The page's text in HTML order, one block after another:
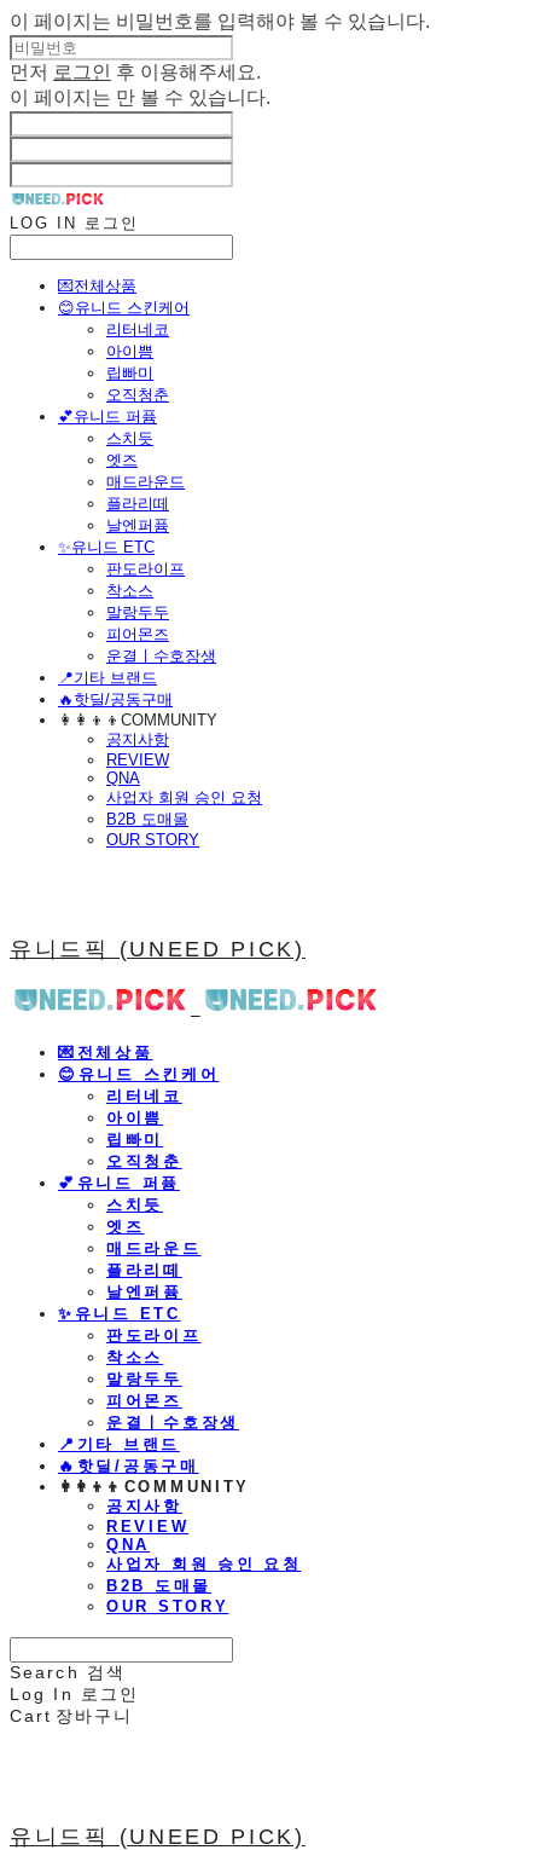
이 페이지는 비밀번호를 입력해야 볼 수 있습니다.
먼저 로그인
후 이용해주세요.
이 페이지는 만 볼 수 있습니다.
LOG IN 로그인
💌전체상품
😊유니드 스킨케어
리터네코
아이쁨
립빠미
오직청춘
💕유니드 퍼퓸
스치듯
엣즈
매드라운드
플라리떼
날엔퍼퓸
​✨유니드 ETC
판도라이프
착소스
말랑두두
피어몬즈
운결ㅣ수호장생
📍기타 브랜드
🔥핫딜/공동구매
👩‍👩‍👦‍👦COMMUNITY
공지사항
REVIEW
QNA
사업자 회원 승인 요청
B2B 도매몰
OUR STORY
유니드픽 (UNEED PICK)
💌전체상품
😊유니드 스킨케어
리터네코
아이쁨
립빠미
오직청춘
💕유니드 퍼퓸
스치듯
엣즈
매드라운드
플라리떼
날엔퍼퓸
​✨유니드 ETC
판도라이프
착소스
말랑두두
피어몬즈
운결ㅣ수호장생
📍기타 브랜드
🔥핫딜/공동구매
👩‍👩‍👦‍👦COMMUNITY
공지사항
REVIEW
QNA
사업자 회원 승인 요청
B2B 도매몰
OUR STORY
Search
검색
Log In
로그인
Cart 장바구니
유니드픽 (UNEED PICK)